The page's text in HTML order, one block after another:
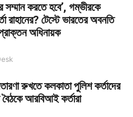
সম্মান করতে হবে’, গম্ভীরকে
রাহানের? টেস্টে ভারতের অবনতি
অধিনায়ক
রুখতে কলকাতা পুলিশ কর্তাদের
বৈঠকে আরবিআই কর্তারা